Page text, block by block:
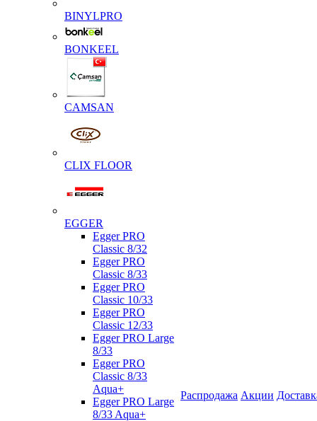
BINYLPRO
BONKEEL
CAMSAN
CLIX FLOOR
EGGER
Egger PRO
Classic 8/32
Egger PRO
Classic 8/33
Egger PRO
Classic 10/33
Egger PRO
Classic 12/33
Egger PRO Large
8/33
Egger PRO
Classic 8/33
Aqua+
Egger PRO Large
8/33 Aqua+
Распродажа Акции